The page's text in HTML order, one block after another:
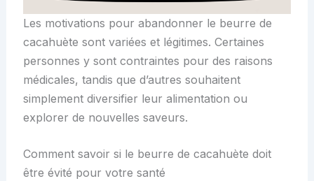
Les motivations pour abandonner le beurre de
cacahuète sont variées et légitimes. Certaines
personnes y sont contraintes pour des raisons
médicales, tandis que d’autres souhaitent
simplement diversifier leur alimentation ou
explorer de nouvelles saveurs.
Comment savoir si le beurre de cacahuète doit
être évité pour votre santé